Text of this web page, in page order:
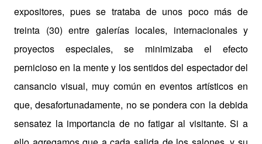
expositores, pues se trataba de unos poco más de
treinta (30) entre galerías locales, internacionales y
proyectos especiales, se minimizaba el efecto
pernicioso en la mente y los sentidos del espectador del
cansancio visual, muy común en eventos artísticos en
que, desafortunadamente, no se pondera con la debida
sensatez la importancia de no fatigar al visitante. Si a